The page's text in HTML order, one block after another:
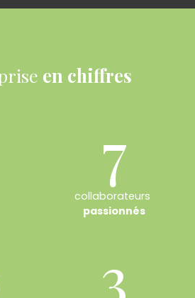
en chiffres
7
collaborateurs
passionnés
3